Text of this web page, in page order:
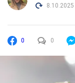
0 0